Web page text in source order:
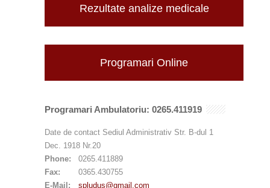
Rezultate analize medicale
Programari Online
Programari Ambulatoriu: 0265.411919
Date de contact Sediul Administrativ Str. B-dul 1
Dec. 1918 Nr.20
Phone:
0265.411889
Fax:
0365.430755
E-Mail:
spludus@gmail.com